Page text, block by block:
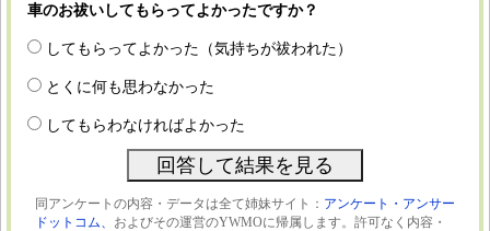
車のお祓いしてもらってよかったですか？
してもらってよかった（気持ちが祓われた）
とくに何も思わなかった
してもらわなければよかった
同アンケートの内容・データは全て姉妹サイト： アンケート・アンサー
ドットコム、 およびその運営のYWMOに帰属します。許可なく内容・